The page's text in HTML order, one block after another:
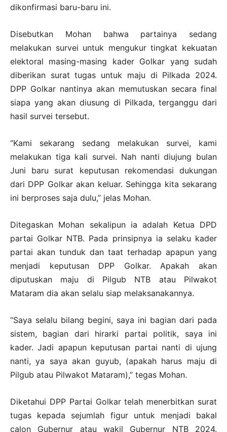
dikonfirmasi baru-baru ini.
Disebutkan Mohan bahwa partainya sedang
melakukan survei untuk mengukur tingkat kekuatan
elektoral masing-masing kader Golkar yang sudah
diberikan surat tugas untuk maju di Pilkada 2024.
DPP Golkar nantinya akan memutuskan secara final
siapa yang akan diusung di Pilkada, terganggu dari
hasil survei tersebut.
“Kami sekarang sedang melakukan survei, kami
melakukan tiga kali survei. Nah nanti diujung bulan
Juni baru surat keputusan rekomendasi dukungan
dari DPP Golkar akan keluar. Sehingga kita sekarang
ini berproses saja dulu,” jelas Mohan.
Ditegaskan Mohan sekalipun ia adalah Ketua DPD
partai Golkar NTB. Pada prinsipnya ia selaku kader
partai akan tunduk dan taat terhadap apapun yang
menjadi keputusan DPP Golkar. Apakah akan
diputuskan maju di Pilgub NTB atau Pilwakot
Mataram dia akan selalu siap melaksanakannya.
“Saya selalu bilang begini, saya ini bagian dari pada
sistem, bagian dari hirarki partai politik, saya ini
kader. Jadi apapun keputusan partai nanti di ujung
nanti, ya saya akan guyub, (apakah harus maju di
Pilgub atau Pilwakot Mataram),” tegas Mohan.
Diketahui DPP Partai Golkar telah menerbitkan surat
tugas kepada sejumlah figur untuk menjadi bakal
calon Gubernur atau wakil Gubernur NTB 2024.